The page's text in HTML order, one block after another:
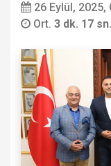
26 Eylül, 2025,
Ort. 3 dk. 17 sn.